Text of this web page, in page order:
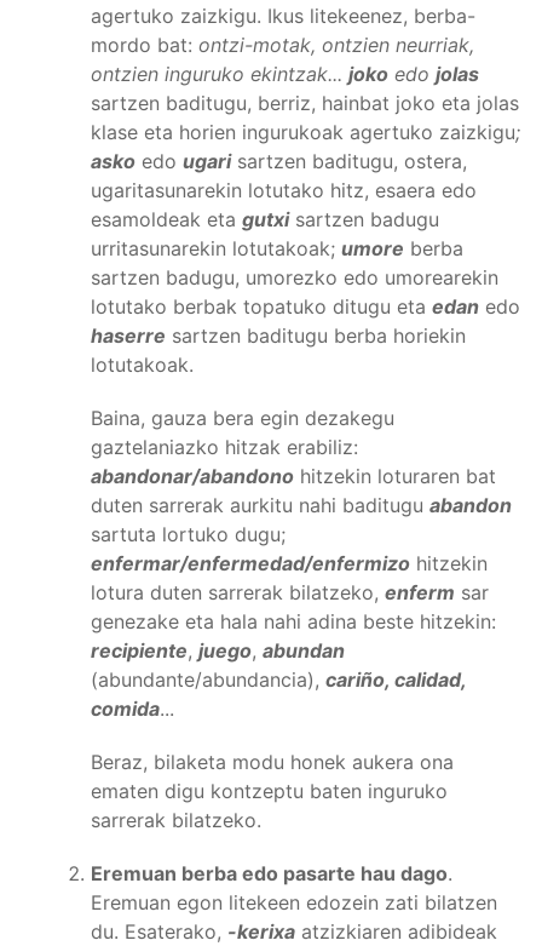
agertuko zaizkigu. Ikus litekeenez, berba-
mordo bat: ontzi-motak, ontzien neurriak,
ontzien inguruko ekintzak... joko edo jolas
sartzen baditugu, berriz, hainbat joko eta jolas
klase eta horien ingurukoak agertuko zaizkigu;
asko edo ugarisartzen baditugu, ostera,
ugaritasunarekin lotutako hitz, esaera edo
esamoldeak eta gutxisartzen badugu
urritasunarekin lotutakoak; umore berba
sartzen badugu, umorezko edo umorearekin
lotutako berbak topatuko ditugu eta edan edo
haserre sartzen baditugu berba horiekin
lotutakoak.
Baina, gauza bera egin dezakegu
gaztelaniazko hitzak erabiliz:
abandonar/abandono hitzekin loturaren bat
duten sarrerak aurkitu nahi baditugu abandon
sartuta lortuko dugu;
enfermar/enfermedad/enfermizo hitzekin
lotura duten sarrerak bilatzeko, enferm sar
genezake eta hala nahi adina beste hitzekin:
recipiente, juego, abundan
(abundante/abundancia), cariño, calidad,
comida...
Beraz, bilaketa modu honek aukera ona
ematen digu kontzeptu baten inguruko
sarrerak bilatzeko.
Eremuan berba edo pasarte hau dago.
Eremuan egon litekeen edozein zati bilatzen
du. Esaterako, -kerixa atzizkiaren adibideak